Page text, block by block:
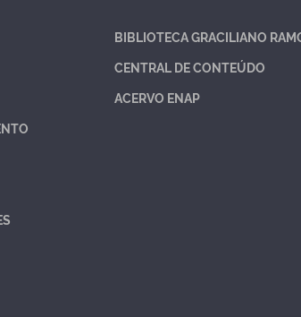
BIBLIOTECA GRACILIANO
CENTRAL DE CONTEÚDO
ACERVO ENAP